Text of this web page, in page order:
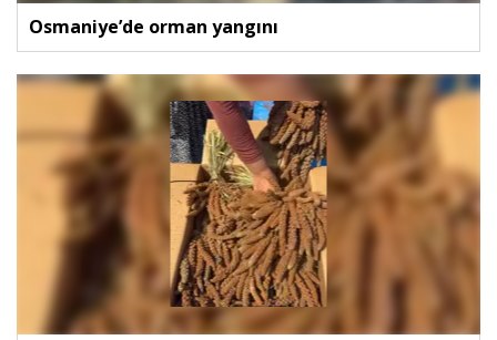
Osmaniye’de orman yangını